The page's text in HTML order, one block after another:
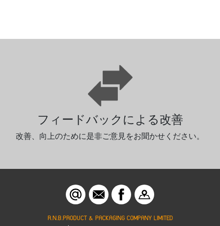
データ保持
秘密事項であるお客様の情報は決して口外しません。
ご安心ください。
R.N.B.PRODUCT & PACKAGING COMPANY LIMITED